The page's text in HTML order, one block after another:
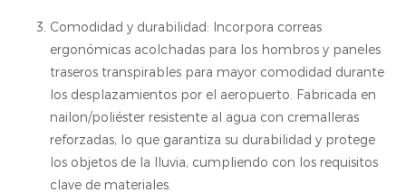
Comodidad y durabilidad: Incorpora correas
ergonómicas acolchadas para los hombros y paneles
traseros transpirables para mayor comodidad durante
los desplazamientos por el aeropuerto. Fabricada en
nailon/poliéster resistente al agua con cremalleras
reforzadas, lo que garantiza su durabilidad y protege
los objetos de la lluvia, cumpliendo con los requisitos
clave de materiales.